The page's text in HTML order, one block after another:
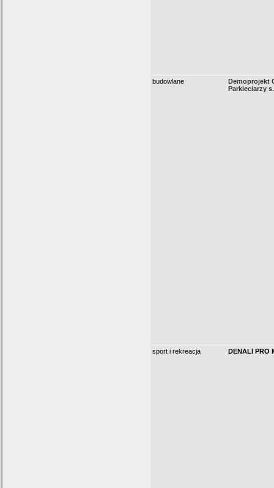
budowlane
Demoprojekt
Parkieciarzy
sport i rekreacja DENALI PRO